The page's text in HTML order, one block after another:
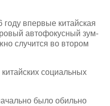
впервые китайская
автофокусный зум-
случится во втором
социальных
было обильно